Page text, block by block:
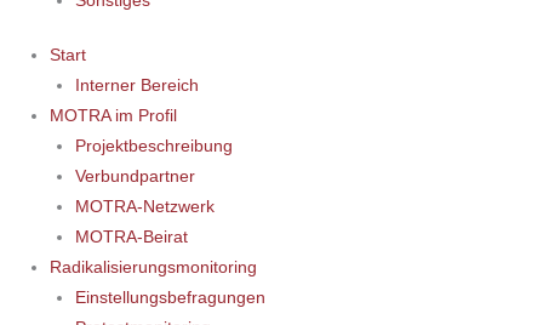
Start
Interner Bereich
MOTRA im Profil
Projektbeschreibung
Verbundpartner
MOTRA-Netzwerk
MOTRA-Beirat
Radikalisierungsmonitoring
Einstellungsbefragungen